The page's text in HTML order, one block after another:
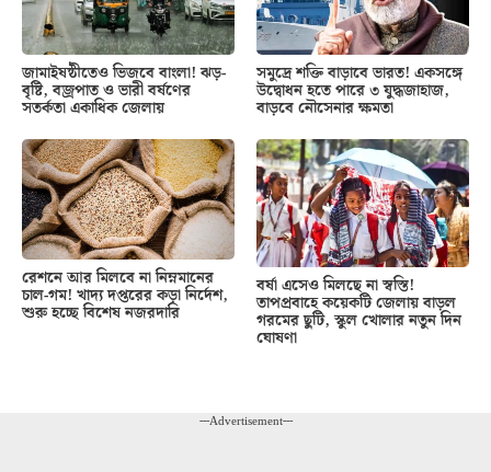
জামাইষষ্ঠীতেও ভিজবে বাংলা! ঝড়-
বৃষ্টি, বজ্রপাত ও ভারী বর্ষণের
সতর্কতা একাধিক জেলায়
সমুদ্রে শক্তি বাড়াবে ভারত! একসঙ্গে
উদ্বোধন হতে পারে ৩ যুদ্ধজাহাজ,
বাড়বে নৌসেনার ক্ষমতা
রেশনে আর মিলবে না নিম্নমানের
চাল-গম! খাদ্য দপ্তরের কড়া নির্দেশ,
শুরু হচ্ছে বিশেষ নজরদারি
বর্ষা এসেও মিলছে না স্বস্তি!
তাপপ্রবাহে কয়েকটি জেলায় বাড়ল
গরমের ছুটি, স্কুল খোলার নতুন দিন
ঘোষণা
---Advertisement---